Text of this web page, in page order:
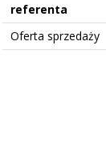
referenta
Oferta sprzedaży